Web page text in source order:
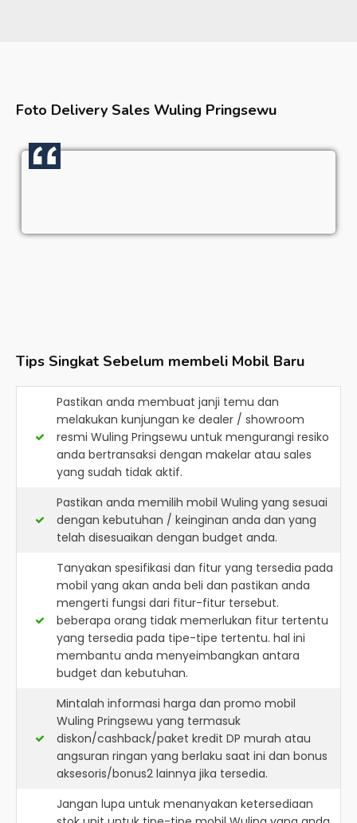
Foto Delivery Sales Wuling Pringsewu
Tips Singkat Sebelum membeli Mobil Baru
Pastikan anda membuat janji temu dan
melakukan kunjungan ke dealer / showroom
resmi Wuling Pringsewu untuk mengurangi resiko
anda bertransaksi dengan makelar atau sales
yang sudah tidak aktif.
Pastikan anda memilih mobil Wuling yang sesuai
dengan kebutuhan / keinginan anda dan yang
telah disesuaikan dengan budget anda.
Tanyakan spesifikasi dan fitur yang tersedia pada
mobil yang akan anda beli dan pastikan anda
mengerti fungsi dari fitur-fitur tersebut.
beberapa orang tidak memerlukan fitur tertentu
yang tersedia pada tipe-tipe tertentu. hal ini
membantu anda menyeimbangkan antara
budget dan kebutuhan.
Mintalah informasi harga dan promo mobil
Wuling Pringsewu yang termasuk
diskon/cashback/paket kredit DP murah atau
angsuran ringan yang berlaku saat ini dan bonus
aksesoris/bonus2 lainnya jika tersedia.
Jangan lupa untuk menanyakan ketersediaan